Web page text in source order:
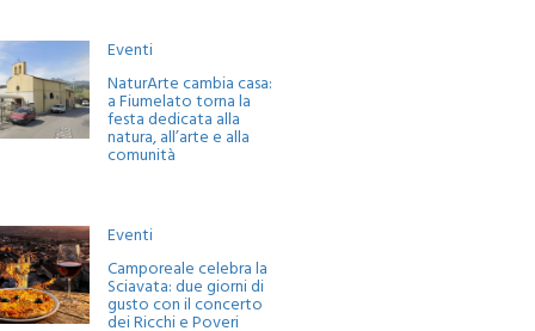
Eventi
NaturArte cambia casa:
a Fiumelato torna la
festa dedicata alla
natura, all’arte e alla
comunità
Eventi
Camporeale celebra la
Sciavata: due giorni di
gusto con il concerto
dei Ricchi e Poveri